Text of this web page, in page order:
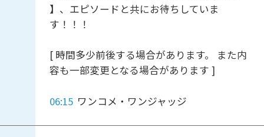
】、エピソードと共にお待ちしていま
す！！！
[ 時間多少前後する場合があります。 また内
容も一部変更となる場合があります ]
06:15 ワンコメ・ワンジャッジ